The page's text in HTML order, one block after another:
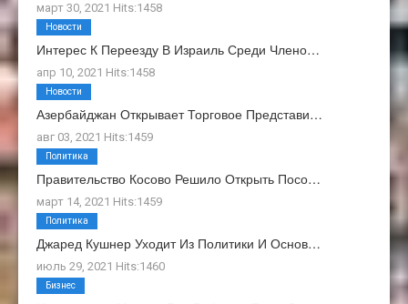
март 30, 2021 Hits:1458
Интерес К Переезду В Израиль Среди Члено…
апр 10, 2021 Hits:1458
Новости
Азербайджан Открывает Торговое Представи…
авг 03, 2021 Hits:1459
Новости
Правительство Косово Решило Открыть Посо…
март 14, 2021 Hits:1459
Политика
Джаред Кушнер Уходит Из Политики И Основ…
июль 29, 2021 Hits:1460
Политика
Бизнес